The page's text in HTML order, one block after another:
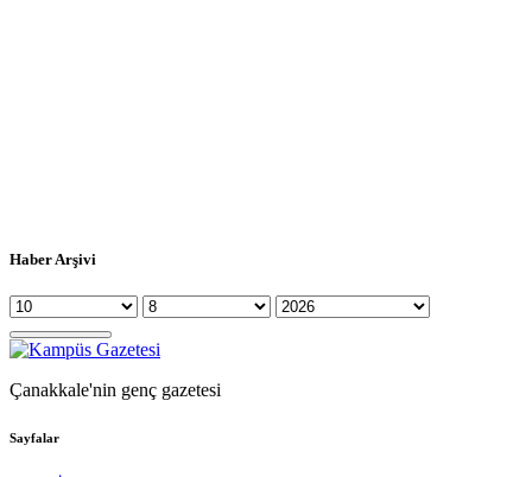
Haber Arşivi
Çanakkale'nin genç gazetesi
Sayfalar